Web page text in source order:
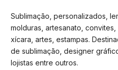
Sublimação, personalizados,
molduras, artesanato, convites,
xícara, artes, estampas.
de sublimação, designer
lojistas entre outros.